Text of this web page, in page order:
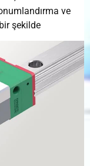
ve
şekilde